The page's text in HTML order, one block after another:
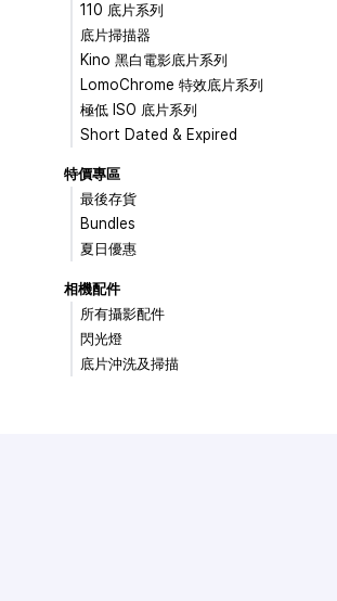
110 底片系列
底片掃描器
Kino 黑白電影底片系列
LomoChrome 特效底片系列
極低 ISO 底片系列
Short Dated & Expired
特價專區
最後存貨
Bundles
夏日優惠
相機配件
所有攝影配件
閃光燈
底片沖洗及掃描